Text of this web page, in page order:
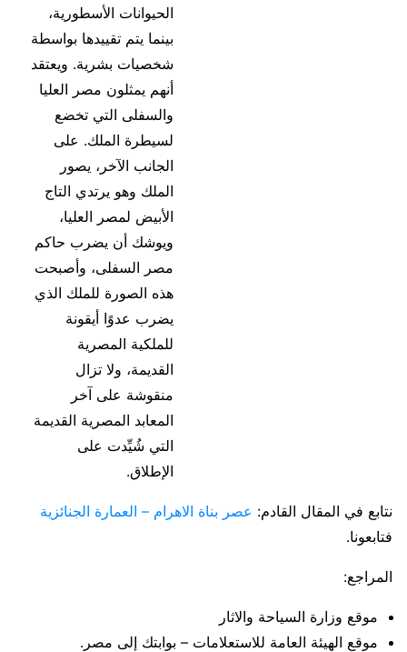
الحيوانات الأسطورية،
بينما يتم تقييدها بواسطة
شخصيات بشرية. ويعتقد
أنهم يمثلون مصر العليا
والسفلى التي تخضع
لسيطرة الملك. على
الجانب الآخر، يصور
الملك وهو يرتدي التاج
الأبيض لمصر العليا،
ويوشك أن يضرب حاكم
مصر السفلى، وأصبحت
هذه الصورة للملك الذي
يضرب عدوًا أيقونة
للملكية المصرية
القديمة، ولا تزال
منقوشة على آخر
المعابد المصرية القديمة
التي شُيِّدت على
الإطلاق.
نتابع في المقال القادم: عصر بناة الاهرام – العمارة الجنائزية
فتابعونا.
المراجع:
موقع وزارة السياحة والاثار
موقع الهيئة العامة للاستعلامات – بوابتك إلى مصر.